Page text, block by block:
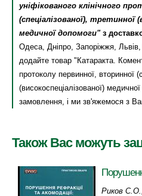
уніфікованого клінічного
(спеціалізованої), третинної
медичної допомоги"з
Одеса, Дніпро, Запоріжжя, Львів,
додайте товар "Катаракта.
протоколу первинної, вторинної
(високоспеціалізованої)
замовлення, і ми зв'яжемося з
Також Вас можуть
Риков